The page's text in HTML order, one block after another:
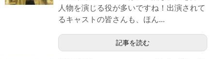
人物を演じる役が多いですね！出演されて
るキャストの皆さんも、ほん...
記事を読む